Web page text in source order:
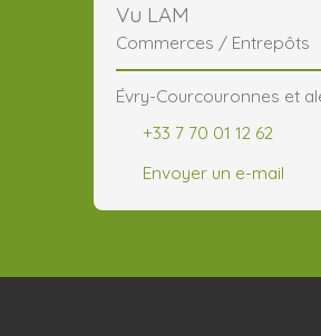
Vu LAM
Commerces / Entrepôts
Évry-Courcouronnes et
+33 7 70 01 12 62
Envoyer un e-mail